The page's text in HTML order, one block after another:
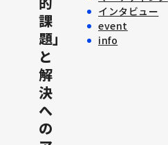
課
題」
と
解
決
へ
の
インタビュー
event
info